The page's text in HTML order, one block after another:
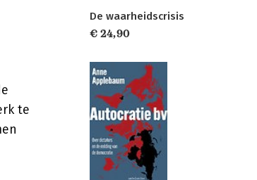
te
De waarheidscrisis
€ 24,90